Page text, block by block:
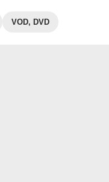
VOD, DVD